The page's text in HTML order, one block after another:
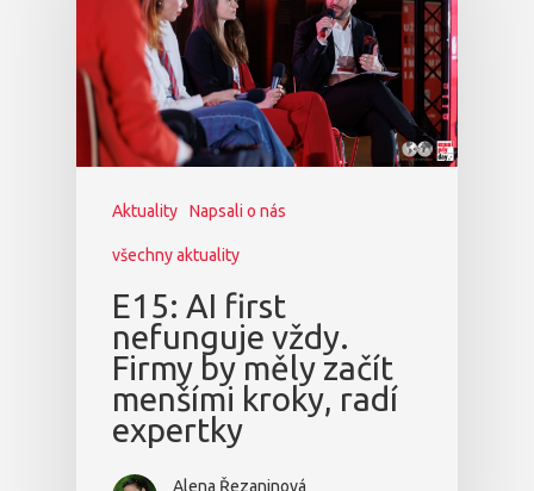
Aktuality Napsali o nás
všechny aktuality
E15: AI first
nefunguje vždy.
Firmy by měly začít
menšími kroky, radí
expertky
Alena Řezaninová